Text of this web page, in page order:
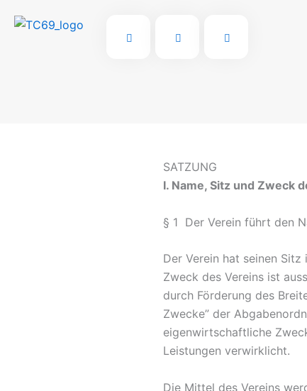
Inhalt
SATZUNG
I. Name, Sitz und Zweck
§ 1 Der Verein führt den
Der Verein hat seinen Sitz
Zweck des Vereins ist
durch Förderung des
Zwecke” der
eigenwirtschaftliche
Leistungen verwirklicht.
Die Mittel des Vereins